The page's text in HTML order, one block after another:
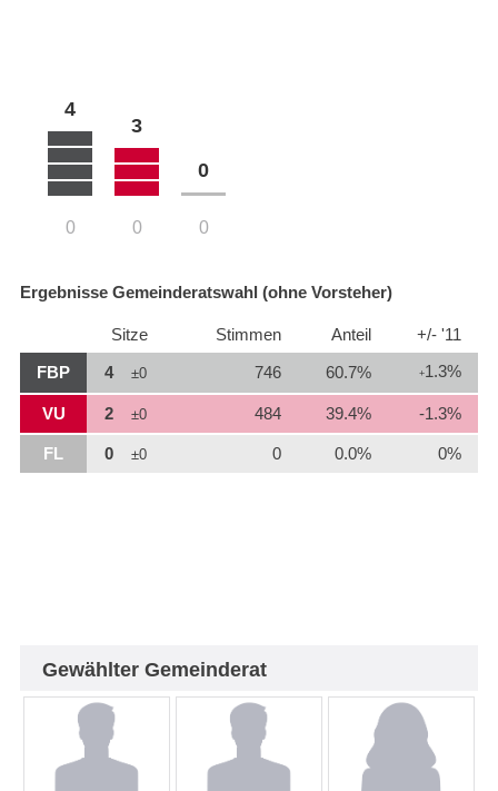
4
0
3
0
0
0
Ergebnisse Gemeinderatswahl (ohne Vorsteher)
Sitze Stimmen Anteil
+/- '11
FBP
4 ±0 746 60.7% +1.3%
VU 2 ±0 484 39.4% -1.3%
FL 0 ±0 0 0.0% 0%
Gewählter Gemeinderat